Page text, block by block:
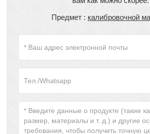
Предмет : калибровочной